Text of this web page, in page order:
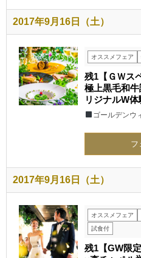
2017年9月16日（土）
オススメフェア
残1【ＧＷス
極上黒毛和
リジナルW体
ゴールデンウ
フ
2017年9月16日（土）
オススメフェア
試食付
残1【GW限